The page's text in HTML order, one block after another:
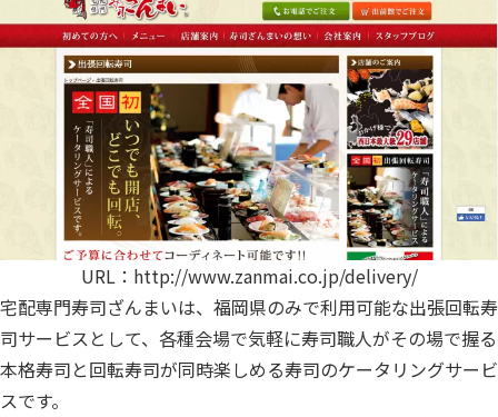
URL： http://www.zanmai.co.jp/delivery/
宅配専門寿司ざんまいは、福岡県のみで利用可能な出張回転寿
司サービスとして、各種会場で気軽に寿司職人がその場で握る
本格寿司と回転寿司が同時楽しめる寿司のケータリングサービ
スです。